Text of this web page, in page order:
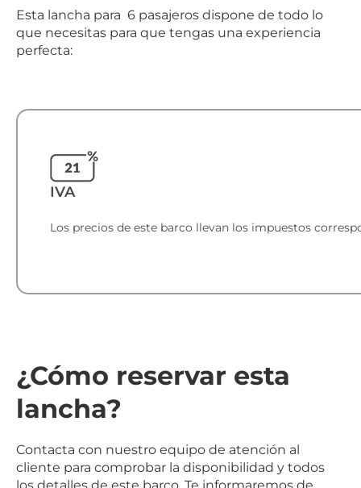
Esta lancha para 6 pasajeros dispone de todo lo
que necesitas para que tengas una experiencia
perfecta:
IVA
Los precios de este barco llevan los impuestos
¿Cómo reservar esta
lancha?
Contacta con nuestro equipo de atención al
cliente para comprobar la disponibilidad y todos
los detalles de este barco. Te informaremos de